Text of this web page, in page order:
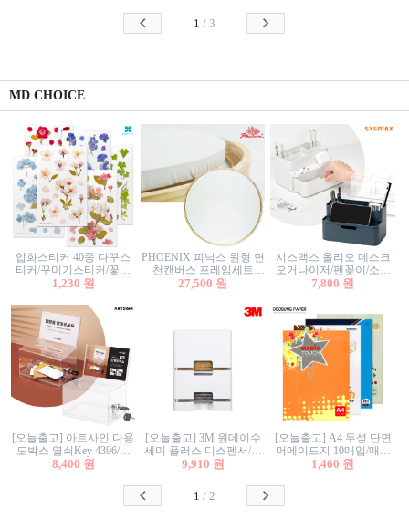
함/소화기거치대/소화기
1 / 3
MD CHOICE
압화스티커 40종 다꾸스
티커/꾸미기스티커/꽃스
티커/압화꽃책갈피/팬시
1,230 원
PHOENIX 피닉스 원형 면
천캔버스 프레임세트
30cm/원형캔버스/플로팅
27,500 원
시스맥스 올리오 데스크
오거나이저/펜꽂이/소품
꽂이/소품함/정리함/수납
7,800 원
[오늘출고] 아트사인 다용
도박스 열쇠Key 4396/투
표함/건의함/모금함/응모
8,400 원
[오늘출고] 3M 원데이수
세미 플러스 디스펜서/소
프트수세미5매+강력수세
9,910 원
[오늘출고] A4 두성 단면
머메이드지 10매입/매직
터치/색지/색상지/색복사
칼라색지/고급복사지
1,460 원
1 / 2